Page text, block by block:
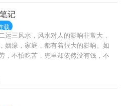
我们还想跑？江柚：我不是恶毒女配
都围了过来啊！
主打一个“剧情让我死，我偏要花式苟
剧本带我走！苟着苟着，孔明薇发现
劲！为什么她身边优秀的雄性越来越
？！
记
载
运三风水，风水对人的影响非常大，
姻缘，家庭，都有着很大的影响。如
，不怕吃苦，兜里却依然没有钱，不
，想的话，就翻开第一页继续往下